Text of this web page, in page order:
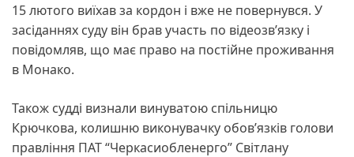
15 лютого виїхав за кордон і вже не повернувся. У
засіданнях суду він брав участь по відеозв’язку і
повідомляв, що має право на постійне проживання
в Монако.
Також судді визнали винуватою спільницю
Крючкова, колишню виконувачку обов’язків голови
правління ПАТ “Черкасиобленерго” Світлану